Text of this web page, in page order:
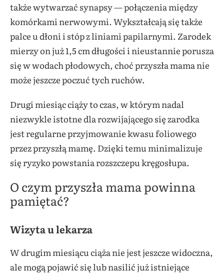
także wytwarzać synapsy — połączenia między
komórkami nerwowymi. Wykształcają się także
palce u dłoni i stóp z liniami papilarnymi. Zarodek
mierzy on już 1,5 cm długości i nieustannie porusza
się w wodach płodowych, choć przyszła mama nie
może jeszcze poczuć tych ruchów.
Drugi miesiąc ciąży to czas, w którym nadal
niezwykle istotne dla rozwijającego się zarodka
jest regularne przyjmowanie kwasu foliowego
przez przyszłą mamę. Dzięki temu minimalizuje
się ryzyko powstania rozszczepu kręgosłupa.
O czym przyszła mama powinna
pamiętać?
Wizyta u lekarza
W drugim miesiącu ciąża nie jest jeszcze widoczna,
ale mogą pojawić się lub nasilić już istniejące